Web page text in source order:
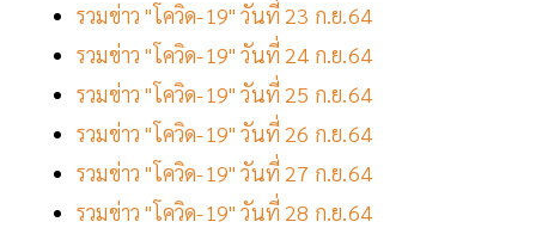
รวมข่าว "โควิด-19" วันที่ 23 ก.ย.64
รวมข่าว "โควิด-19" วันที่ 24 ก.ย.64
รวมข่าว "โควิด-19" วันที่ 25 ก.ย.64
รวมข่าว "โควิด-19" วันที่ 26 ก.ย.64
รวมข่าว "โควิด-19" วันที่ 27 ก.ย.64
รวมข่าว "โควิด-19" วันที่ 28 ก.ย.64